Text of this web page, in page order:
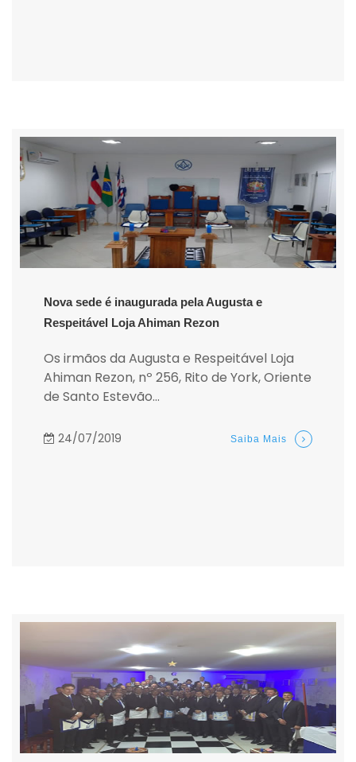
Nova sede é inaugurada pela Augusta e
Respeitável Loja Ahiman Rezon
Os irmãos da Augusta e Respeitável Loja
Ahiman Rezon, nº 256, Rito de York, Oriente
de Santo Estevão...
24/07/2019 Saiba Mais